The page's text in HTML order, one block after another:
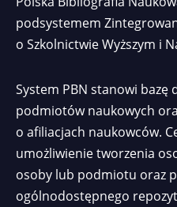
podsystemem
o Szkolnictwie Wyższym i
System PBN stanowi
podmiotów naukowych
o afiliacjach naukowców.
umożliwienie tworzenia
osoby lub podmiotu oraz
ogólnodostępnego